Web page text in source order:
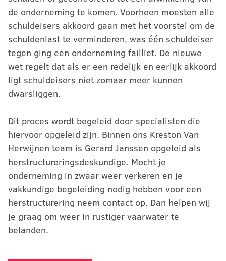
de onderneming te komen. Voorheen moesten alle
schuldeisers akkoord gaan met het voorstel om de
schuldenlast te verminderen, was één schuldeiser
tegen ging een onderneming failliet. De nieuwe
wet regelt dat als er een redelijk en eerlijk akkoord
ligt schuldeisers niet zomaar meer kunnen
dwarsliggen.
Dit proces wordt begeleid door specialisten die
hiervoor opgeleid zijn. Binnen ons Kreston Van
Herwijnen team is Gerard Janssen opgeleid als
herstructureringsdeskundige. Mocht je
onderneming in zwaar weer verkeren en je
vakkundige begeleiding nodig hebben voor een
herstructurering neem contact op. Dan helpen wij
je graag om weer in rustiger vaarwater te
belanden.